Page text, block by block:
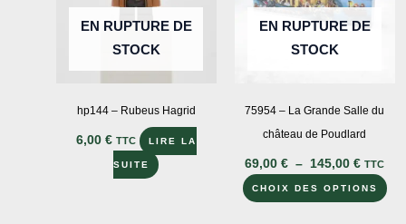
EN RUPTURE DE
STOCK
hp144 – Rubeus Hagrid
6,00 € TTC LIRE LA
SUITE
EN RUPTURE DE
STOCK
75954 – La Grande Salle du
château de Poudlard
69,00€ – 145,00€Plage
de
prix :
69,00 €
TTC
CHOIX DES OPTIONS
Ce